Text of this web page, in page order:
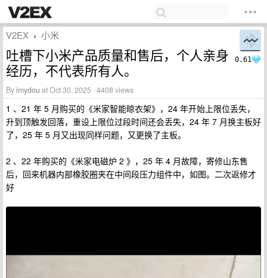
0.61
V2EX › 小米
吐槽下小米产品质量和售后，个人亲身
经历，不代表所有人。
Byimydou at Oct 30, 2025 · 4408 views
1 、21 年 5 月购买的《米家智能晾衣架》，24 年开始上限位丢失，
升到顶触发回落，重设上限位过段时间还会丢失，24 年 7 月换主板好
了，25 年 5 月又出现同样问题，又更换了主板。
2 、22 年购买的《米家电磁炉 2 》，25 年 4 月故障，寄修山东售
后，回来机器内部橡胶圈夹在中间段压力组件中，如图。二次返修才
好